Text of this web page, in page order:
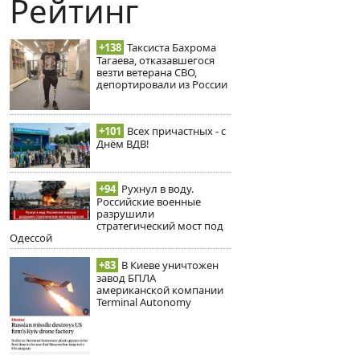
Рейтинг
+138 Таксиста Бахрома
Тагаева, отказавшегося
везти ветерана СВО,
депортировали из России
+101 Всех причастных - с
Днём ВДВ!
+94 Рухнул в воду.
Российские военные
разрушили
стратегический мост под
Одессой
+83 В Киеве уничтожен
завод БПЛА
американской компании
Terminal Autonomy